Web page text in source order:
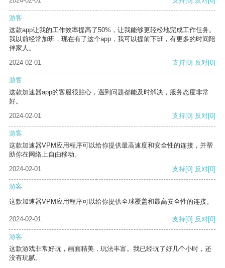
游客
这款app让我的工作效率提高了50%，让我能够更轻松地完成工作任务。
我以前经常加班，现在有了这个app，我可以提前下班，有更多的时间陪
伴家人。
2024-02-01
支持[0] 反对[0]
游客
这款加速器app的客服很贴心，遇到问题都能及时解决，服务态度非常
好。
2024-02-01
支持[0] 反对[0]
游客
这款加速器VPM应用程序可以给你提供最高速度和安全性的连接，并帮
助你在网络上自由移动。
2024-02-01
支持[0] 反对[0]
游客
这款加速器VPM应用程序可以给你提供全球覆盖和最高安全性的连接。
2024-02-01 支持[0] 反对[0]
游客
这款游戏非常好玩，画面精美，玩法丰富。我已经玩了好几个小时，还
没有玩腻。